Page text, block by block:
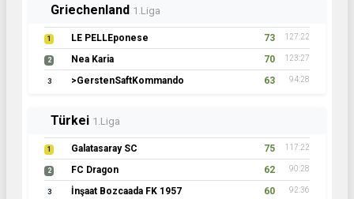
Griechenland 1.Liga
1 LE PELLEponese 73 127:22
2 Nea Karia 70 123:27
3 >GerstenSaftKommando 63 94:28
Türkei 1.Liga
1 Galatasaray SC 75 117:22
2 FC Dragon 62 90:28
3 İnşaat Bozcaada FK 1957 60 92:36